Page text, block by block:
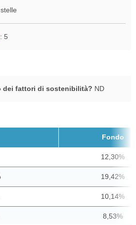
: 5
dei fattori di sostenibilità? ND
Fondo
12,30%
19,42%
10,14%
8,53%